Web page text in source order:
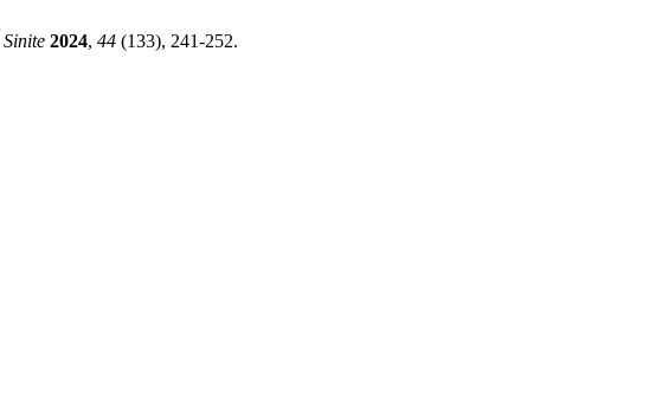
Sinite 2024, 44 (133), 241-252.